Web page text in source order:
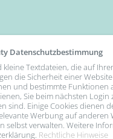
Follow Us
Datenschutzbestimmung
kleine Textdateien, die auf
die Sicherheit einer
und bestimmte Funktionen
Sie beim nächsten
sind. Einige Cookies dienen
Werbung auf anderen
selbst verwalten. Weitere
Rechtliche Hinweise